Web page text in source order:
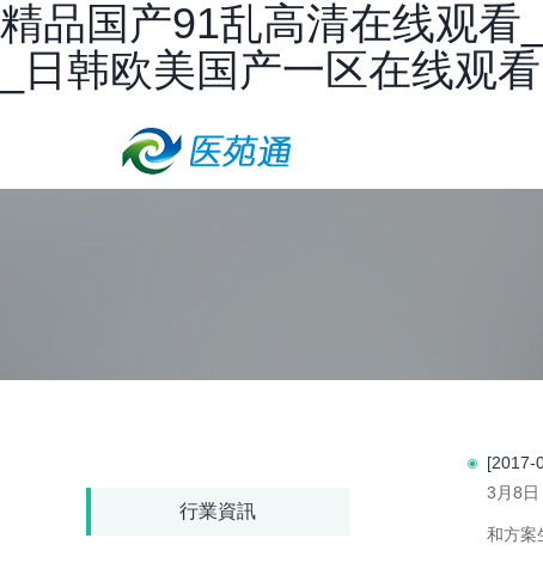
精品国产91乱高清在线观看
_日韩欧美国产一区在线观看
行業資訊
[2017-
3月8日
和方案